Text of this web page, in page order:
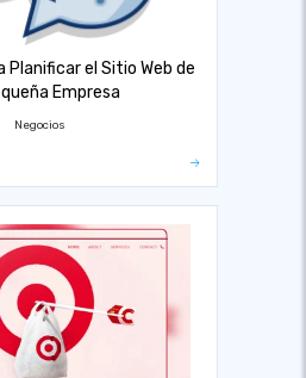
Planificar el Sitio Web de
Empresa
Negocios